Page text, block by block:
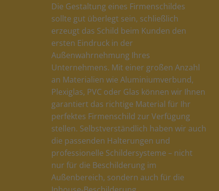
Die Gestaltung eines Firmenschildes
sollte gut überlegt sein, schließlich
erzeugt das Schild beim Kunden den
ersten Eindruck in der
Außenwahrnehmung Ihres
Unternehmens. Mit einer großen Anzahl
an Materialien wie Aluminiumverbund,
Plexiglas, PVC oder Glas können wir Ihnen
garantiert das richtige Material für Ihr
perfektes Firmenschild zur Verfügung
stellen. Selbstverständlich haben wir auch
die passenden Halterungen und
professionelle Schildersysteme – nicht
nur für die Beschilderung im
Außenbereich, sondern auch für die